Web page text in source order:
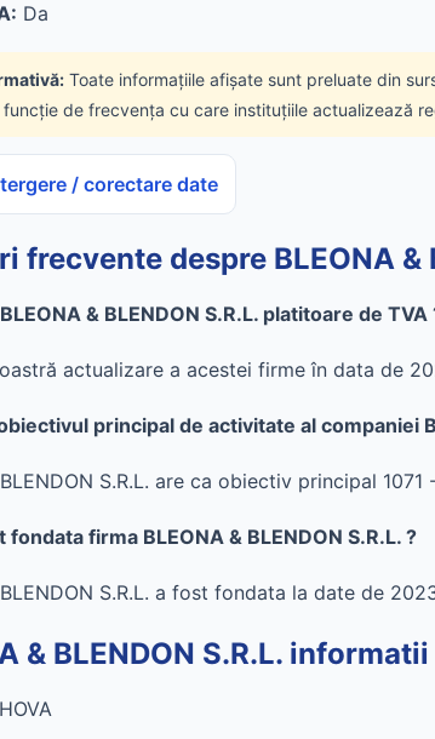
Da
Toate informațiile afișate sunt preluate din
funcție de frecvența cu care instituțiile actualizează
/ corectare date
frecvente despre BLEONA &
& BLENDON S.R.L. platitoare de TVA
actualizare a acestei firme în data de
principal de activitate al companiei
BLENDON S.R.L. are ca obiectiv principal
fondata firma BLEONA & BLENDON S.R.L. ?
S.R.L. a fost fondata la date de
& BLENDON S.R.L.